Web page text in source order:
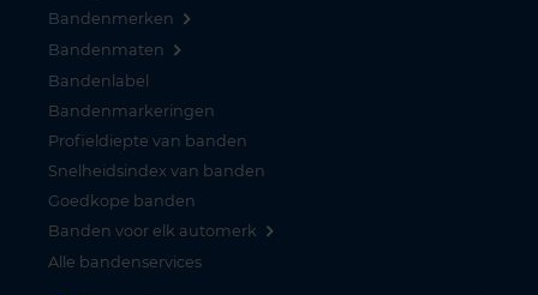
Bandenmerken
Bandenmaten
Bandenlabel
Bandenmarkeringen
Profieldiepte van banden
Snelheidsindex van banden
Goedkope banden
Banden voor elk automerk
Alle bandenservices